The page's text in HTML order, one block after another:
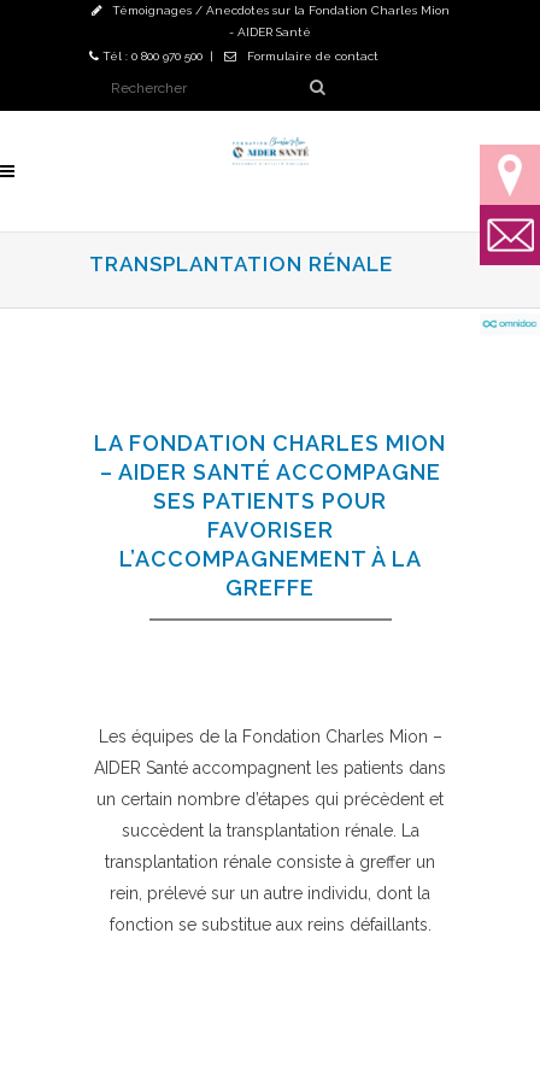
Témoignages / Anecdotes sur la Fondation Charles Mion
- AIDER Santé
Tél : 0 800 970 500 |
Formulaire de contact
TRANSPLANTATION RÉNALE
LA FONDATION CHARLES MION
– AIDER SANTÉ ACCOMPAGNE
SES PATIENTS POUR
FAVORISER
L’ACCOMPAGNEMENT À LA
GREFFE
Les équipes de la Fondation Charles Mion –
AIDER Santé accompagnent les patients dans
un certain nombre d’étapes qui précèdent et
succèdent la transplantation rénale. La
transplantation rénale consiste à greffer un
rein, prélevé sur un autre individu, dont la
fonction se substitue aux reins défaillants.